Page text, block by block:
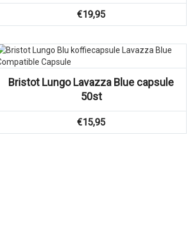
€19,95
Bristot Lungo Lavazza Blue capsule
50st
€15,95